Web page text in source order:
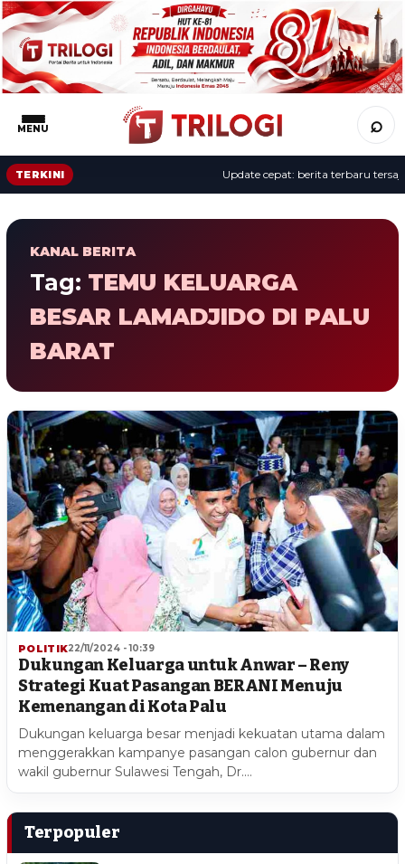
MENU ⌕
TERKINI Update cepat: berita terbaru tersaji
KANAL BERITA
Tag: TEMU KELUARGA
BESAR LAMADJIDO DI PALU
BARAT
POLITIK22/11/2024 - 10:39
Dukungan Keluarga untuk Anwar – Reny
Strategi Kuat Pasangan BERANI Menuju
Kemenangan di Kota Palu
Dukungan keluarga besar menjadi kekuatan utama dalam
menggerakkan kampanye pasangan calon gubernur dan
wakil gubernur Sulawesi Tengah, Dr.…
Terpopuler